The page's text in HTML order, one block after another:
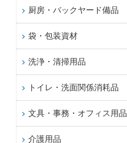
厨房・バックヤード備品
袋・包装資材
洗浄・清掃用品
トイレ・洗面関係消耗品
文具・事務・オフィス用品
介護用品